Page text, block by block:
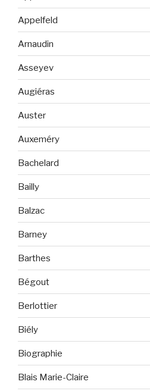
Appelfeld
Arnaudin
Asseyev
Augiéras
Auster
Auxeméry
Bachelard
Bailly
Balzac
Barney
Barthes
Bégout
Berlottier
Biély
Biographie
Blais Marie-Claire